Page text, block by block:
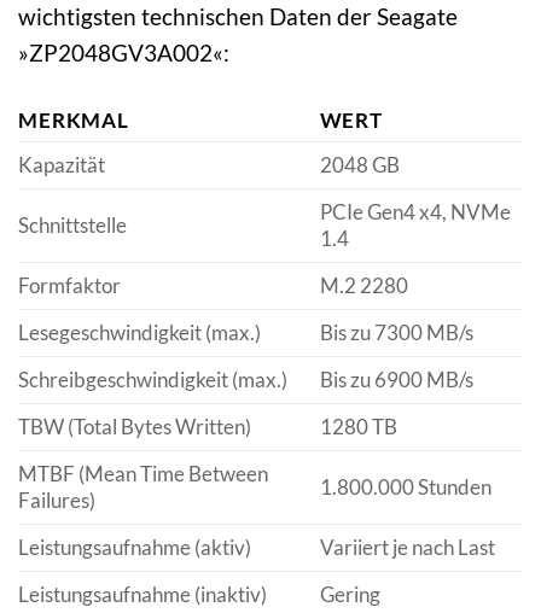
wichtigsten technischen Daten der Seagate
»ZP2048GV3A002«:
MERKMAL
WERT
Kapazität
2048 GB
Schnittstelle
PCIe Gen4 x4, NVMe
1.4
Formfaktor
M.2 2280
Lesegeschwindigkeit (max.)
Bis zu 7300 MB/s
Schreibgeschwindigkeit (max.)
Bis zu 6900 MB/s
TBW (Total Bytes Written)
1280 TB
MTBF (Mean Time Between
Failures)
1.800.000 Stunden
Leistungsaufnahme (aktiv)
Variiert je nach Last
Leistungsaufnahme (inaktiv)
Gering